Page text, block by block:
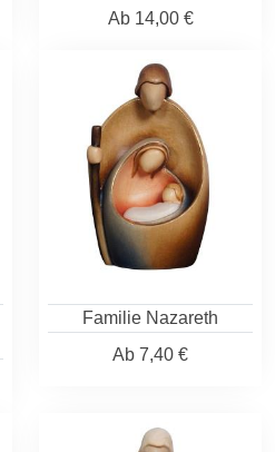
Ab14,00 €
Familie Nazareth
Ab 7,40 €